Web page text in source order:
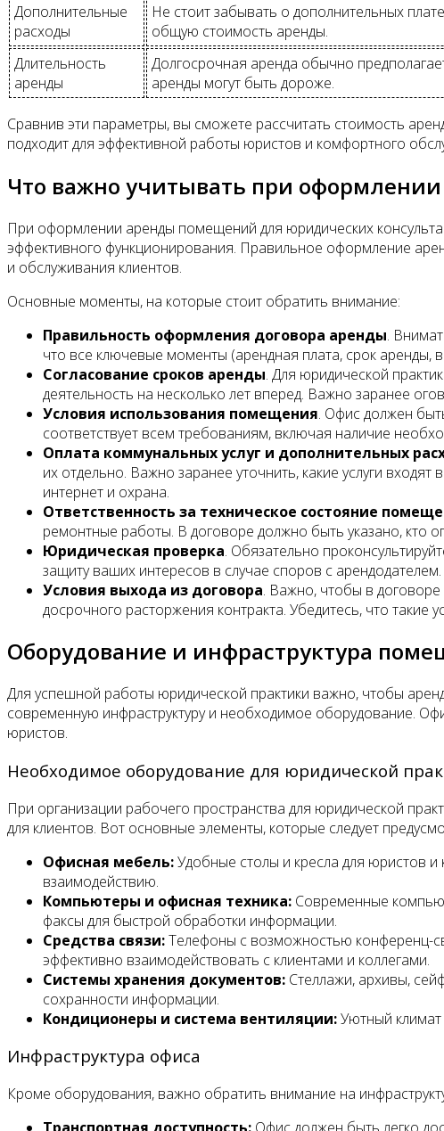
Дополнительные
расходы
Не стоит забывать о дополнительных
общую стоимость аренды.
Длительность
аренды
Долгосрочная аренда обычно
аренды могут быть дороже.
Сравнив эти параметры, вы сможете рассчитать стоимость
подходит для эффективной работы юристов и комфортного
Что важно учитывать при
При оформлении аренды помещений для юридических
эффективного функционирования. Правильное оформление
и обслуживания клиентов.
Основные моменты, на которые стоит обратить внимание:
Правильность оформления договора аренды.
что все ключевые моменты (арендная плата, срок аренды,
Согласование сроков аренды. Для юридической
деятельность на несколько лет вперед. Важно заранее
Условия использования помещения. Офис должен
соответствует всем требованиям, включая наличие
Оплата коммунальных услуг и дополнительных
их отдельно. Важно заранее уточнить, какие услуги
интернет и охрана.
Ответственность за техническое состояние
ремонтные работы. В договоре должно быть указано, кто
Юридическая проверка. Обязательно
защиту ваших интересов в случае споров с арендодателем.
Условия выхода из договора. Важно, чтобы в
досрочного расторжения контракта. Убедитесь, что такие
Оборудование и инфраструктура
Для успешной работы юридической практики важно, чтобы
современную инфраструктуру и необходимое оборудование.
юристов.
Необходимое оборудование для юридической
При организации рабочего пространства для юридической
для клиентов. Вот основные элементы, которые следует
Офисная мебель:Удобные столы и кресла для юристов
взаимодействию.
Компьютеры и офисная техника: Современные
факсы для быстрой обработки информации.
Средства связи:Телефоны с возможностью конференц-
эффективно взаимодействовать с клиентами и коллегами.
Системы хранения документов: Стеллажи, архивы,
сохранности информации.
Кондиционеры и система вентиляции:Уютный
Инфраструктура офиса
Кроме оборудования, важно обратить внимание на